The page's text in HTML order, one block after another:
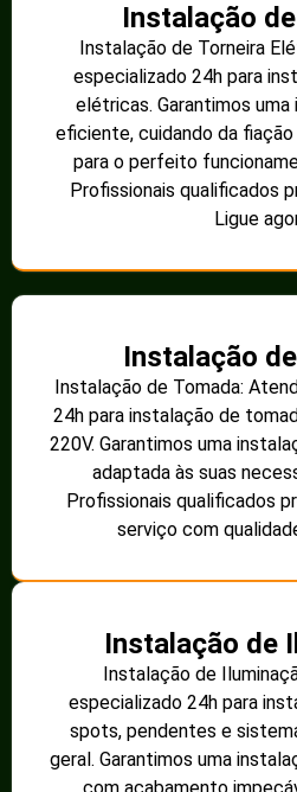
Instalação
Instalação de Torneira
especializado 24h para
elétricas. Garantimos
eficiente, cuidando da
para o perfeito
Profissionais qualificados
Ligue
Instalação
Instalação de Tomada:
24h para instalação de
220V. Garantimos uma
adaptada às suas
Profissionais qualificados
serviço com
Instalação de
Instalação de
especializado 24h para
spots, pendentes e
geral. Garantimos uma